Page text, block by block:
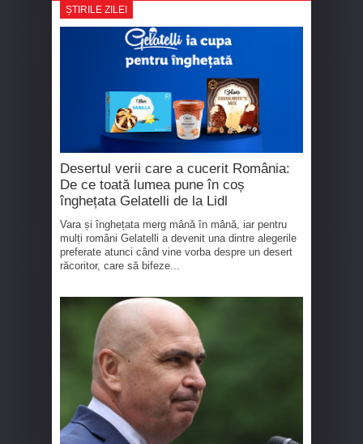
ȘTIRILE ZILEI
Desertul verii care a cucerit România:
De ce toată lumea pune în coș
înghețata Gelatelli de la Lidl
Vara și înghețata merg mână în mână, iar pentru
mulți români Gelatelli a devenit una dintre alegerile
preferate atunci când vine vorba despre un desert
răcoritor, care să bifeze...